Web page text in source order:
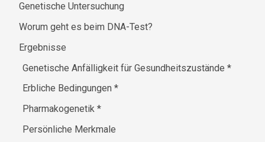
Genetische Untersuchung
Worum geht es beim DNA-Test?
Ergebnisse
Genetische Anfälligkeit für Gesundheitszustände*
Erbliche Bedingungen*
Pharmakogenetik*
Persönliche Merkmale